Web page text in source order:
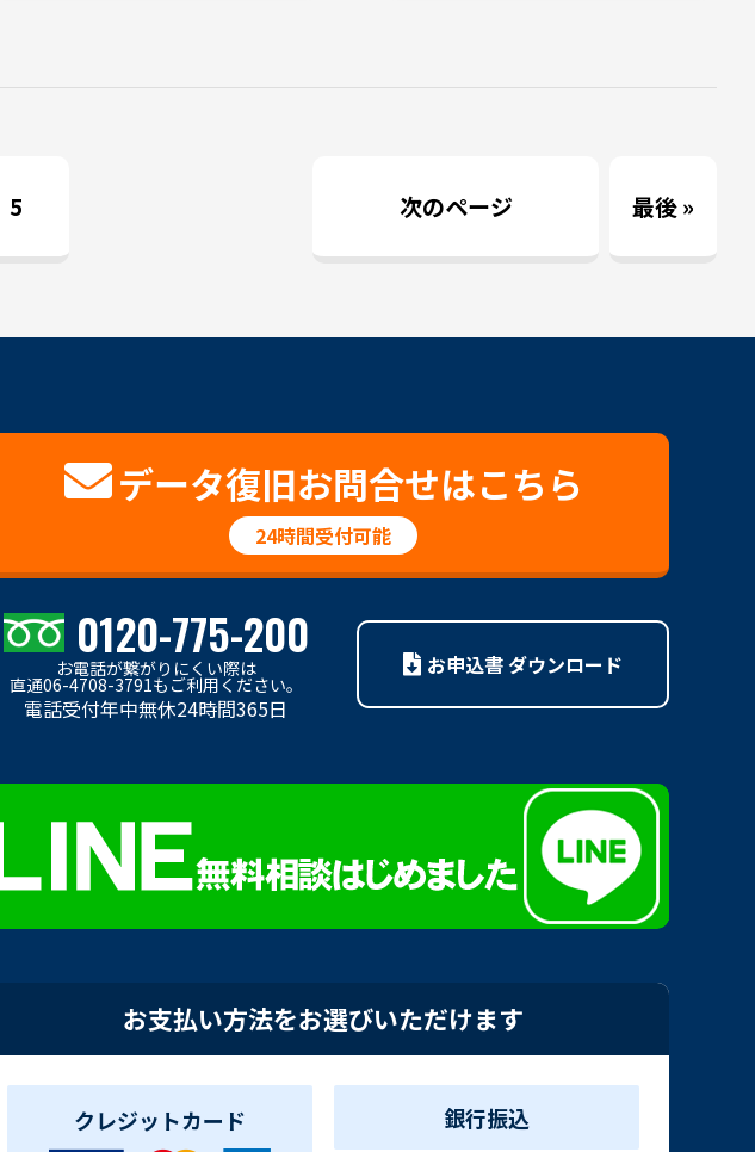
5 次のページ 最後 »
データ復旧お問合せはこちら
24時間受付可能
0120-775-200
お電話が繋がりにくい際は
直通06-4708-3791もご利用ください。
電話受付年中無休24時間365日
お申込書 ダウンロード
お支払い方法をお選びいただけます
クレジットカード 銀行振込